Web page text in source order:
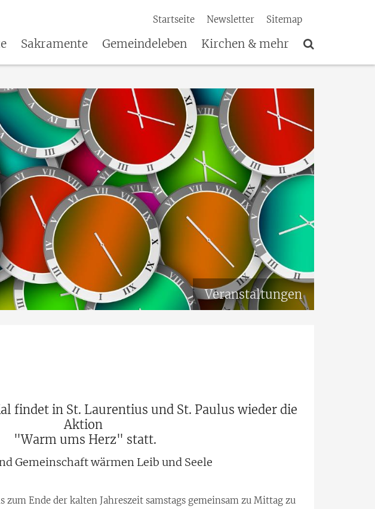
Startseite Newsletter Sitemap
Sakramente Gemeindeleben Kirchen & mehr
Veranstaltungen
findet in St. Laurentius und St. Paulus wieder die
Aktion
"Warm ums Herz" statt.
Gemeinschaft wärmen Leib und Seele
zum Ende der kalten Jahreszeit samstags gemeinsam zu Mittag zu